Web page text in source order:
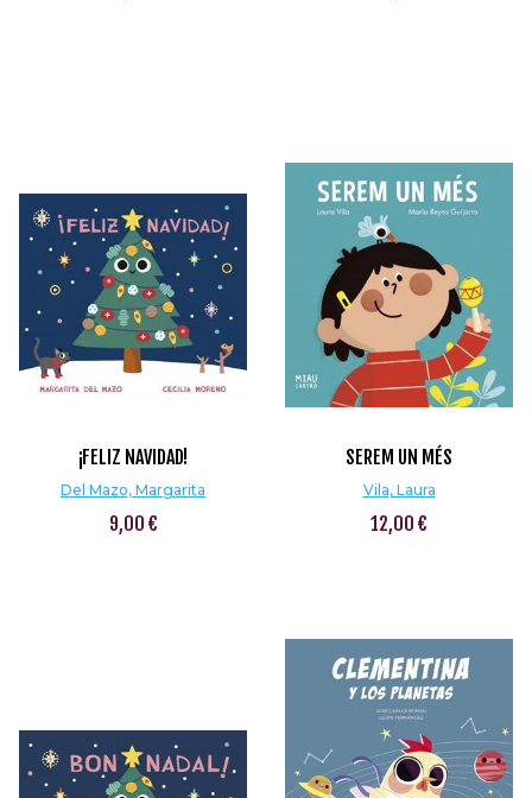
¡FELIZ NAVIDAD!
Del Mazo, Margarita
9,00 €
SEREM UN MÉS
Vila, Laura
12,00 €